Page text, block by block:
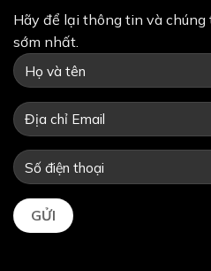
Hãy để lại thông tin và
sớm nhất.